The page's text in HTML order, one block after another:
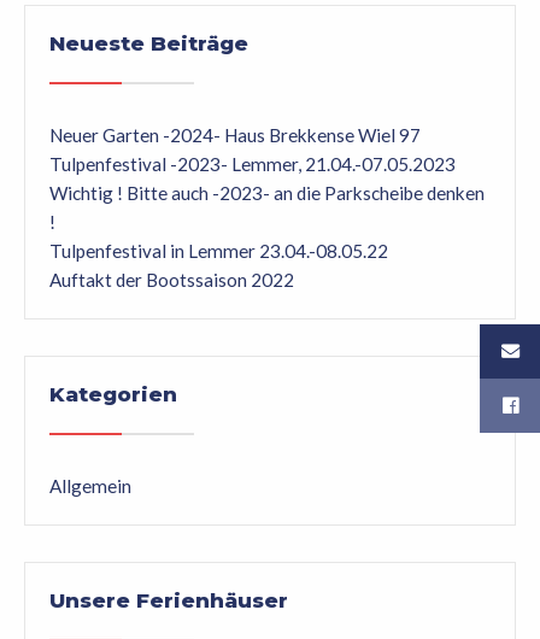
Neueste Beiträge
Neuer Garten -2024- Haus Brekkense Wiel 97
Tulpenfestival -2023- Lemmer, 21.04.-07.05.2023
Wichtig ! Bitte auch -2023- an die Parkscheibe denken
!
Tulpenfestival in Lemmer 23.04.-08.05.22
Auftakt der Bootssaison 2022
Kategorien
Allgemein
Unsere Ferienhäuser